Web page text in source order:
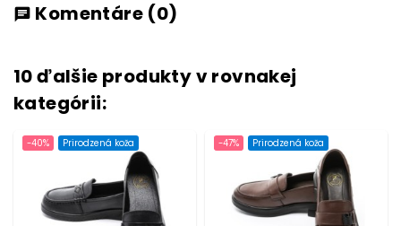
chat Komentáre (0)
10 ďalšie produkty v rovnakej
kategórii:
-40% Prirodzená koža -47% Prirodzená koža